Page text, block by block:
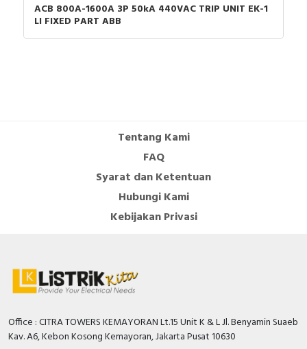
ACB 800A-1600A 3P 50kA 440VAC TRIP UNIT EK-1
LI FIXED PART ABB
Tentang Kami
FAQ
Syarat dan Ketentuan
Hubungi Kami
Kebijakan Privasi
Office : CITRA TOWERS KEMAYORAN Lt.15 Unit K & L Jl. Benyamin Suaeb
Kav. A6, Kebon Kosong Kemayoran, Jakarta Pusat 10630